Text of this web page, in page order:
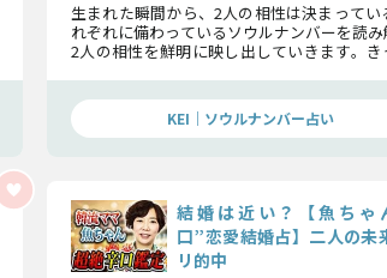
生まれた瞬間から、2人の相性は決まっている
れぞれに備わっているソウルナンバーを読み
2人の相性を鮮明に映し出していきます。き
KEI｜ソウルナンバー占い
結婚は近い？【魚ちゃ
口”恋愛結婚占】二人の未
リ的中